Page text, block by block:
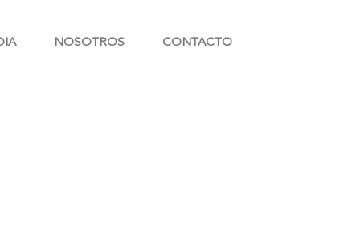
NOSOTROS CONTACTO